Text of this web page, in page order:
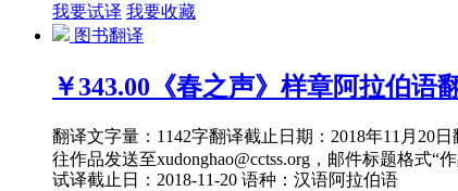
我要试译 我要收藏
图书翻译
￥343.00 《春之声》样章阿拉伯语
翻译文字量：1142字翻译截止日期：2018年11月20
往作品发送至xudonghao@cctss.org，邮件标题格式“
试译截止日：2018-11-20 语种：汉语阿拉伯语